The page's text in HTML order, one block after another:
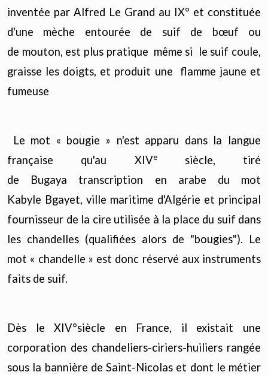
inventée par Alfred Le Grand au IX° et constituée
d'une mèche entourée de suif de bœuf ou
de mouton, est plus pratique même si le suif coule,
graisse les doigts, et produit une flamme jaune et
fumeuse
Le mot « bougie » n'est apparu dans la langue
française qu'au XIVesiècle, tiré
de Bugaya transcription en arabe du mot
Kabyle Bgayet, ville maritime d'Algérie et principal
fournisseur de la cire utilisée à la place du suif dans
les chandelles (qualifiées alors de "bougies"). Le
mot « chandelle » est donc réservé aux instruments
faits de suif.
Dès le XIV°siècle en France, il existait une
corporation des chandeliers-ciriers-huiliers rangée
sous la bannière de Saint-Nicolas et dont le métier